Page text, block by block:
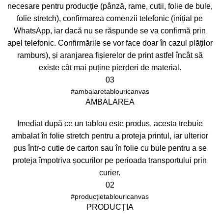
necesare pentru producție (pânză, rame, cutii, folie de bule,
folie stretch), confirmarea comenzii telefonic (inițial pe
WhatsApp, iar dacă nu se răspunde se va confirmă prin
apel telefonic. Confirmările se vor face doar în cazul plăților
ramburs), și aranjarea fișierelor de print astfel încât să
existe cât mai puține pierderi de material.
03
#ambalaretablouricanvas
AMBALAREA
Imediat după ce un tablou este produs, acesta trebuie
ambalat în folie stretch pentru a proteja printul, iar ulterior
pus într-o cutie de carton sau în folie cu bule pentru a se
proteja împotriva șocurilor pe perioada transportului prin
curier.
02
#producțietablouricanvas
PRODUCȚIA